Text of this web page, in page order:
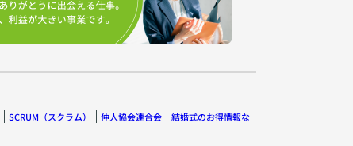
SCRUM（スクラム） 仲人協会連合会
結婚式のお得情報な